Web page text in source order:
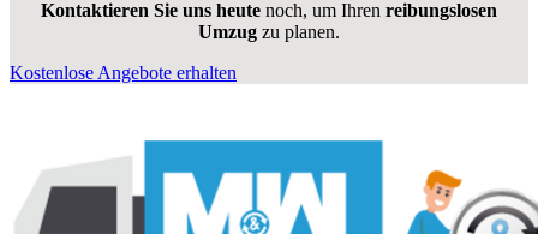
Kontaktieren Sie uns heute noch, um Ihren reibungslosen
Umzug zu planen.
Kostenlose Angebote erhalten